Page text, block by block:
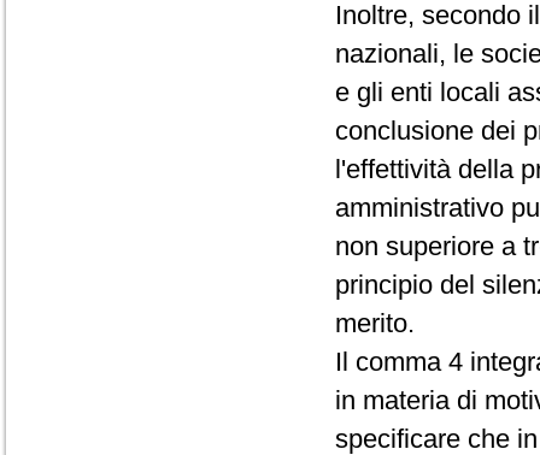
Inoltre, secondo
nazionali, le
e gli enti locali
conclusione dei
l'effettività della
amministrativo
non superiore a
principio del
merito.
Il comma 4
in materia di
specificare che